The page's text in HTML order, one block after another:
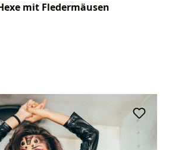
mit Fledermäusen